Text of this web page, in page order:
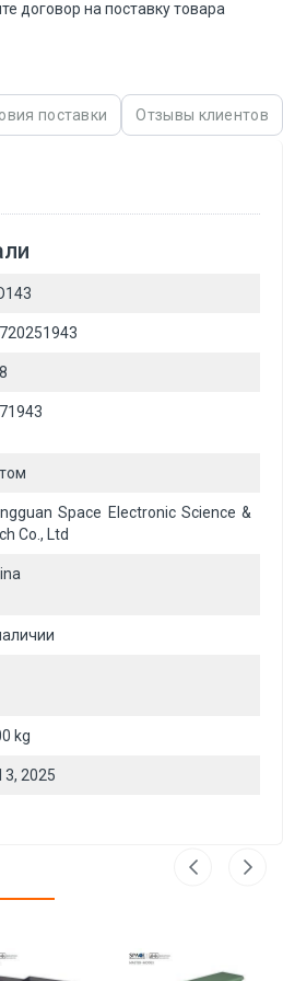
договор на поставку товара
поставки Отзывы клиентов
Space Electronic Science &
Co., Ltd
kg
3, 2025